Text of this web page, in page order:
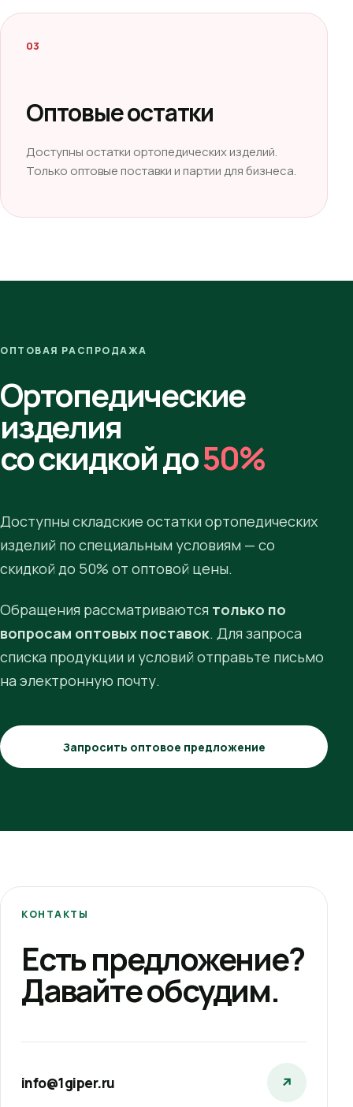
03
Оптовые остатки
Доступны остатки ортопедических изделий.
Только оптовые поставки и партии для бизнеса.
ОПТОВАЯ РАСПРОДАЖА
Ортопедические
изделия
со скидкой до50%
Доступны складские остатки ортопедических
изделий по специальным условиям — со
скидкой до 50% от оптовой цены.
Обращения рассматриваются только по
вопросам оптовых поставок. Для запроса
списка продукции и условий отправьте письмо
на электронную почту.
Запросить оптовое предложение
КОНТАКТЫ
Есть предложение?
Давайте обсудим.
info@1giper.ru ↗